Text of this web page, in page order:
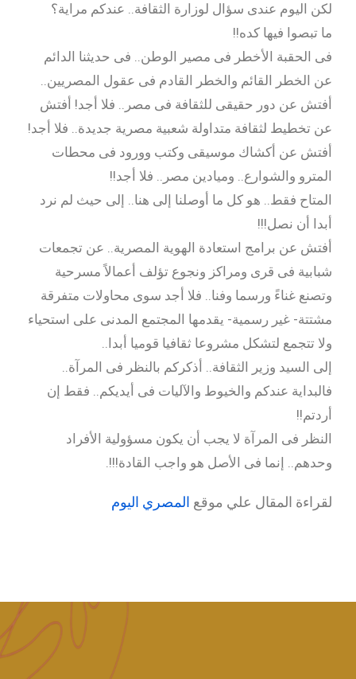
لكن اليوم عندى سؤال لوزارة الثقافة.. عندكم مراية؟
ما تبصوا فيها كده!!
فى الحقبة الأخطر فى مصير الوطن.. فى حديثنا الدائم
عن الخطر القائم والخطر القادم فى عقول المصريين..
أفتش عن دور حقيقى للثقافة فى مصر.. فلا أجد! أفتش
عن تخطيط لثقافة متداولة شعبية مصرية جديدة.. فلا أجد!
أفتش عن أكشاك موسيقى وكتب وورود فى محطات
المترو والشوارع.. وميادين مصر.. فلا أجد!!
المتاح فقط.. هو كل ما أوصلنا إلى هنا.. إلى حيث لم نرد
أبدا أن نصل!!!
أفتش عن برامج استعادة الهوية المصرية.. عن تجمعات
شبابية فى قرى ومراكز ونجوع تؤلف أعمالاً مسرحية
وتصنع غناءً ورسما وفنا.. فلا أجد سوى محاولات متفرقة
مشتتة- غير رسمية- يقدمها المجتمع المدنى على استحياء
ولا تتجمع لتشكل مشروعا ثقافيا قوميا أبدا..
إلى السيد وزير الثقافة.. أذكركم بالنظر فى المرآة..
فالبداية عندكم والخيوط والآليات فى أيديكم.. فقط إن
أردتم!!
النظر فى المرآة لا يجب أن يكون مسؤولية الأفراد
وحدهم.. إنما فى الأصل هو واجب القادة!!!.
لقراءة المقال علي موقع المصري اليوم